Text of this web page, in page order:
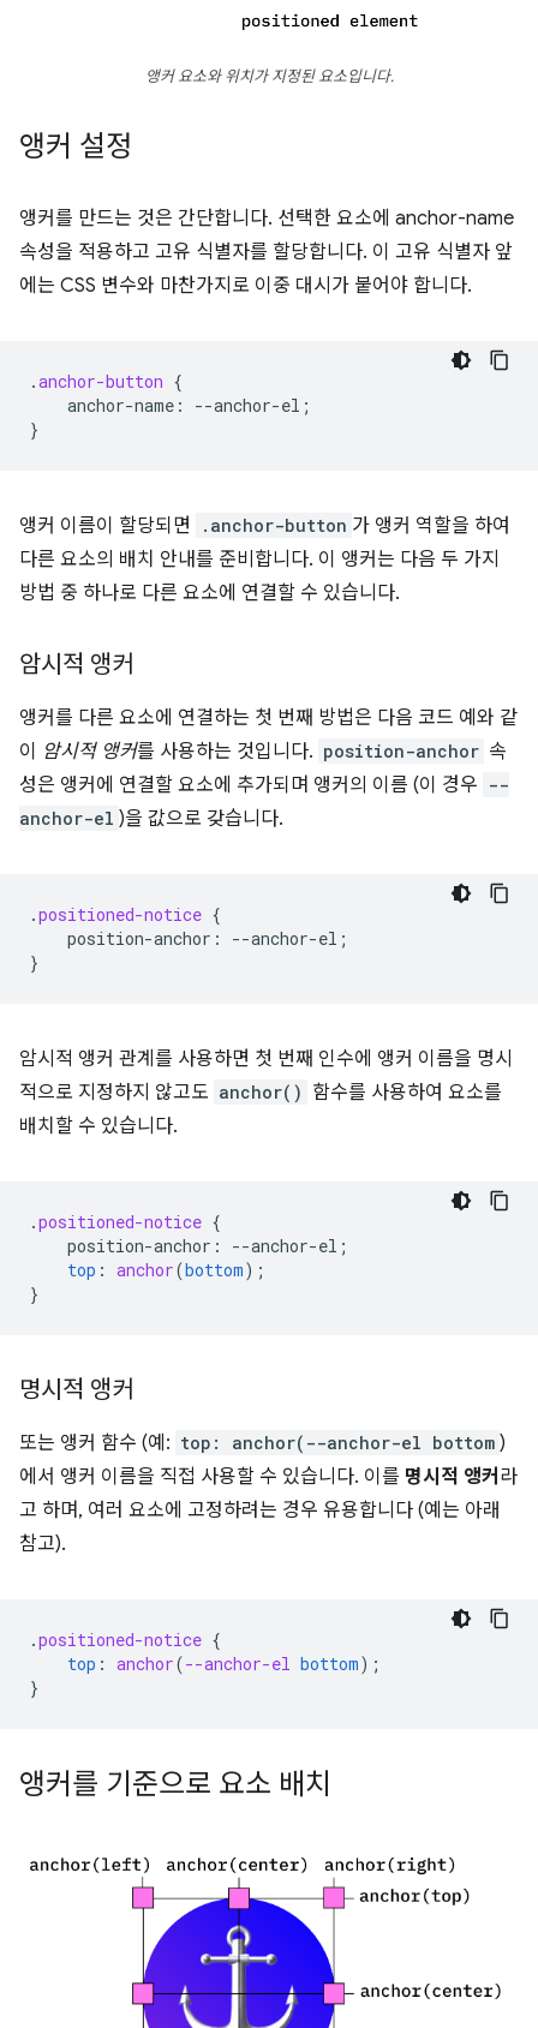
앵커 요소와 위치가 지정된 요소입니다.
앵커 설정
앵커를 만드는 것은 간단합니다. 선택한 요소에 anchor-name
속성을 적용하고 고유 식별자를 할당합니다. 이 고유 식별자 앞
에는 CSS 변수와 마찬가지로 이중 대시가 붙어야 합니다.
.anchor-button {
anchor-name : --anchor-el ;
}
앵커 이름이 할당되면 .anchor-button 가 앵커 역할을 하여
다른 요소의 배치 안내를 준비합니다. 이 앵커는 다음 두 가지
방법 중 하나로 다른 요소에 연결할 수 있습니다.
암시적 앵커
앵커를 다른 요소에 연결하는 첫 번째 방법은 다음 코드 예와 같
이 암시적 앵커를 사용하는 것입니다. position-anchor 속
성은 앵커에 연결할 요소에 추가되며 앵커의 이름 (이 경우 --
anchor-el )을 값으로 갖습니다.
.positioned-notice {
position-anchor : --anchor-el ;
}
암시적 앵커 관계를 사용하면 첫 번째 인수에 앵커 이름을 명시
적으로 지정하지 않고도 anchor() 함수를 사용하여 요소를
배치할 수 있습니다.
.positioned-notice {
position-anchor : --anchor-el ;
top : anchor(bottom);
}
명시적 앵커
또는 앵커 함수 (예: top: anchor(--anchor-el bottom )
에서 앵커 이름을 직접 사용할 수 있습니다. 이를 명시적 앵커 라
고 하며, 여러 요소에 고정하려는 경우 유용합니다 (예는 아래
참고).
.positioned-notice {
top : anchor(--anchor-el bottom);
}
앵커를 기준으로 요소 배치